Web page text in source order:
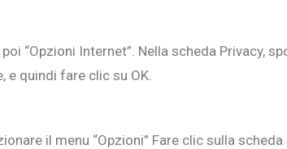
“Opzioni Internet”. Nella scheda Privacy,
e quindi fare clic su OK.
il menu “Opzioni” Fare clic sulla